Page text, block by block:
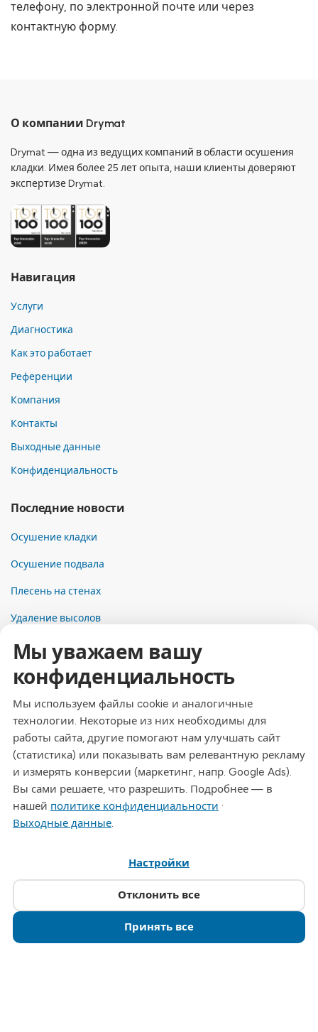
Позвонить · 03726 720560
телефону, по электронной почте или через
контактную форму.
О компании Drymat
Drymat — одна из ведущих компаний в области осушения
кладки. Имея более 25 лет опыта, наши клиенты доверяют
экспертизе Drymat.
Навигация
Услуги
Диагностика
Как это работает
Референции
Компания
Контакты
Выходные данные
Конфиденциальность
Последние новости
Осушение кладки
Осушение подвала
Плесень на стенах
Удаление высолов
Контакты
Адрес
Dresdner Straße 24, 09577 Niederwiesa
Телефон
+49 (0)3726 - 720 560
Эл. почта
info@drymat.de
Часы работы
Пн-Пт: 08:00 - 15:00
© 2026 Drymat Systeme GmbH.Настройки cookie
Мы уважаем вашу
конфиденциальность
Мы используем файлы cookie и аналогичные
технологии. Некоторые из них необходимы для
работы сайта, другие помогают нам улучшать сайт
(статистика) или показывать вам релевантную рекламу
и измерять конверсии (маркетинг, напр. Google Ads).
Вы сами решаете, что разрешить. Подробнее — в
нашей политике конфиденциальности ·
Выходные данные.
Настройки
Отклонить все
Принять все